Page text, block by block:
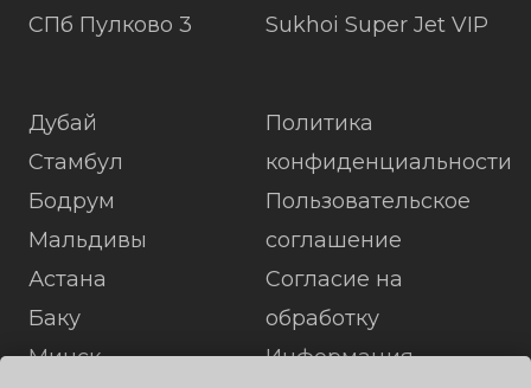
СПб Пулково 3
Sukhoi Super Jet VIP
Дубай
Стамбул
Бодрум
Мальдивы
Астана
Баку
Минск
Политика
конфиденциальности
Пользовательское
соглашение
Согласие на
обработку
Информация